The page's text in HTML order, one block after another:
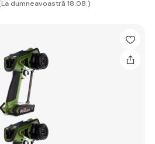
dumneavoastră 18.08.)